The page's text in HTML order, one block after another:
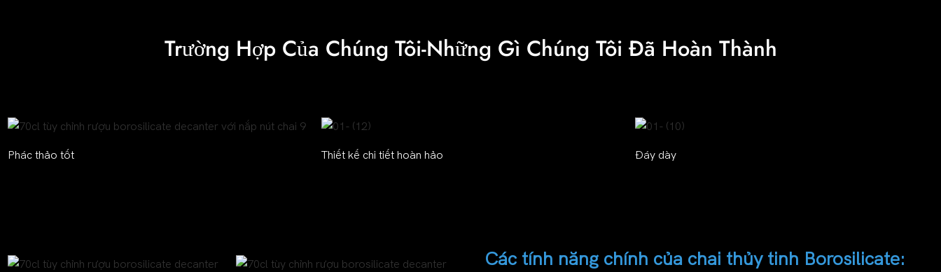
Trường Hợp Của Chúng Tôi-Những Gì Chúng Tôi Đã Hoàn Thành
Phác thảo tốt Thiết kế chi tiết hoàn hảo Đáy dày
Các tính năng chính của chai thủy tinh Borosilicate: